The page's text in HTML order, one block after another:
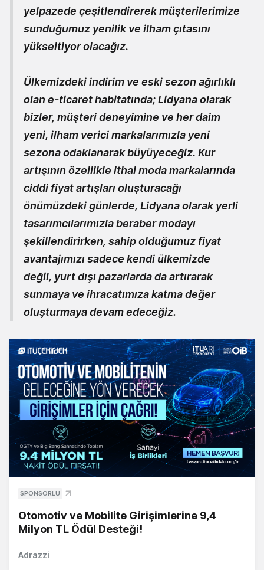
yelpazede çeşitlendirerek müşterilerimize
sunduğumuz yenilik ve ilham çıtasını
yükseltiyor olacağız.
Ülkemizdeki indirim ve eski sezon ağırlıklı
olan e-ticaret habitatında; Lidyana olarak
bizler, müşteri deneyimine ve her daim
yeni, ilham verici markalarımızla yeni
sezona odaklanarak büyüyeceğiz. Kur
artışının özellikle ithal moda markalarında
ciddi fiyat artışları oluşturacağı
önümüzdeki günlerde, Lidyana olarak yerli
tasarımcılarımızla beraber modayı
şekillendirirken, sahip olduğumuz fiyat
avantajımızı sadece kendi ülkemizde
değil, yurt dışı pazarlarda da artırarak
sunmaya ve ihracatımıza katma değer
oluşturmaya devam edeceğiz.
SPONSORLU
Otomotiv ve Mobilite Girişimlerine 9,4
Milyon TL Ödül Desteği!
Adrazzi